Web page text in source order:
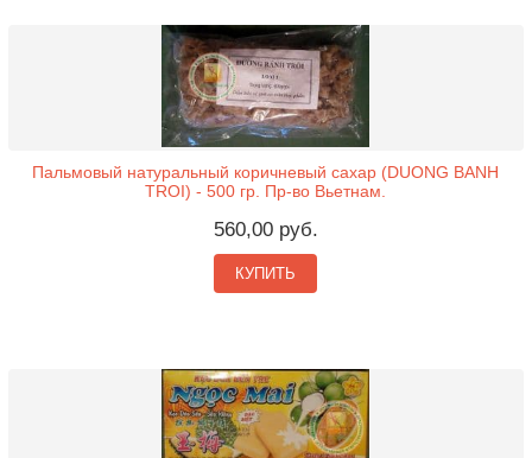
Пальмовый натуральный коричневый сахар (DUONG BANH
TROI) - 500 гр. Пр-во Вьетнам.
560,00 руб.
КУПИТЬ